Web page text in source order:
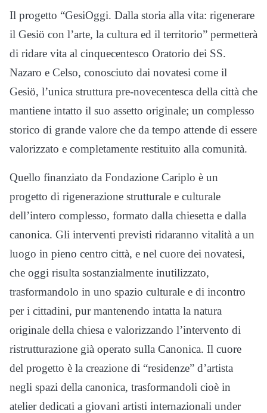
Il progetto “GesiOggi. Dalla storia alla vita: rigenerare
il Gesiö con l’arte, la cultura ed il territorio” permetterà
di ridare vita al cinquecentesco Oratorio dei SS.
Nazaro e Celso, conosciuto dai novatesi come il
Gesiö, l’unica struttura pre-novecentesca della città che
mantiene intatto il suo assetto originale; un complesso
storico di grande valore che da tempo attende di essere
valorizzato e completamente restituito alla comunità.
Quello finanziato da Fondazione Cariplo è un
progetto di rigenerazione strutturale e culturale
dell’intero complesso, formato dalla chiesetta e dalla
canonica. Gli interventi previsti ridaranno vitalità a un
luogo in pieno centro città, e nel cuore dei novatesi,
che oggi risulta sostanzialmente inutilizzato,
trasformandolo in uno spazio culturale e di incontro
per i cittadini, pur mantenendo intatta la natura
originale della chiesa e valorizzando l’intervento di
ristrutturazione già operato sulla Canonica. Il cuore
del progetto è la creazione di “residenze” d’artista
negli spazi della canonica, trasformandoli cioè in
atelier dedicati a giovani artisti internazionali under